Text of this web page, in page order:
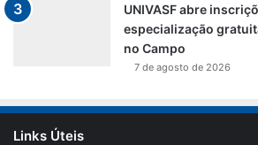
UNIVASF abre
especialização
no Campo
7 de agosto de 2026
Links Úteis